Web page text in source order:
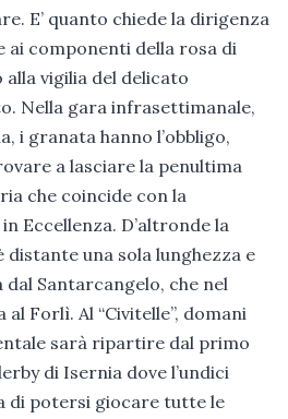
E’ quanto chiede la dirigenza
ai componenti della rosa di
vigilia del delicato
Nella gara infrasettimanale,
i granata hanno l’obbligo,
a lasciare la penultima
che coincide con la
Eccellenza. D’altronde la
una sola lunghezza e
Santarcangelo, che nel
Forlì. Al “Civitelle”, domani
sarà ripartire dal primo
di Isernia dove l’undici
di potersi giocare tutte le